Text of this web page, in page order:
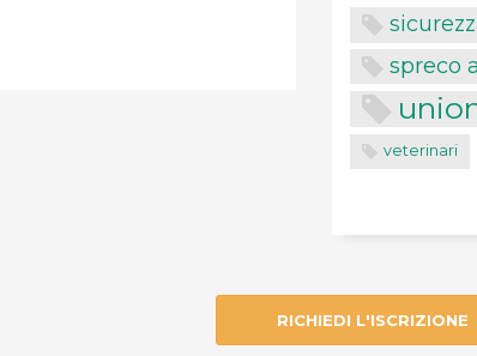
spreco
veterinari
RICHIEDI L'ISCRIZIONE